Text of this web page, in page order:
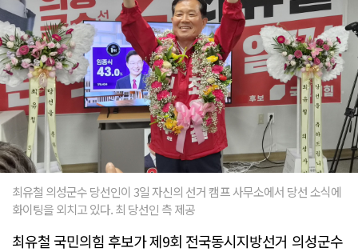
최유철 의성군수 당선인이 3일 자신의 선거 캠프 사무소에서 당선 소식에
화이팅을 외치고 있다. 최 당선인 측 제공
최유철 국민의힘 후보가 제9회 전국동시지방선거 의성군수